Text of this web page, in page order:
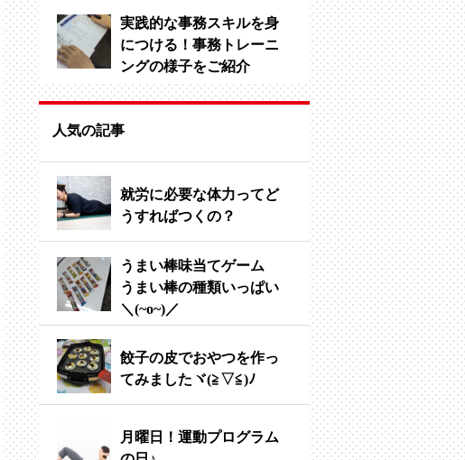
実践的な事務スキルを身
につける！事務トレーニ
ングの様子をご紹介
人気の記事
就労に必要な体力ってど
うすればつくの？
うまい棒味当てゲーム
うまい棒の種類いっぱい
＼(~o~)／
餃子の皮でおやつを作っ
てみましたヾ(≧▽≦)ﾉ
月曜日！運動プログラム